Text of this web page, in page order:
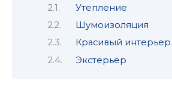
Утепление
Шумоизоляция
Красивый интерьер
Экстерьер